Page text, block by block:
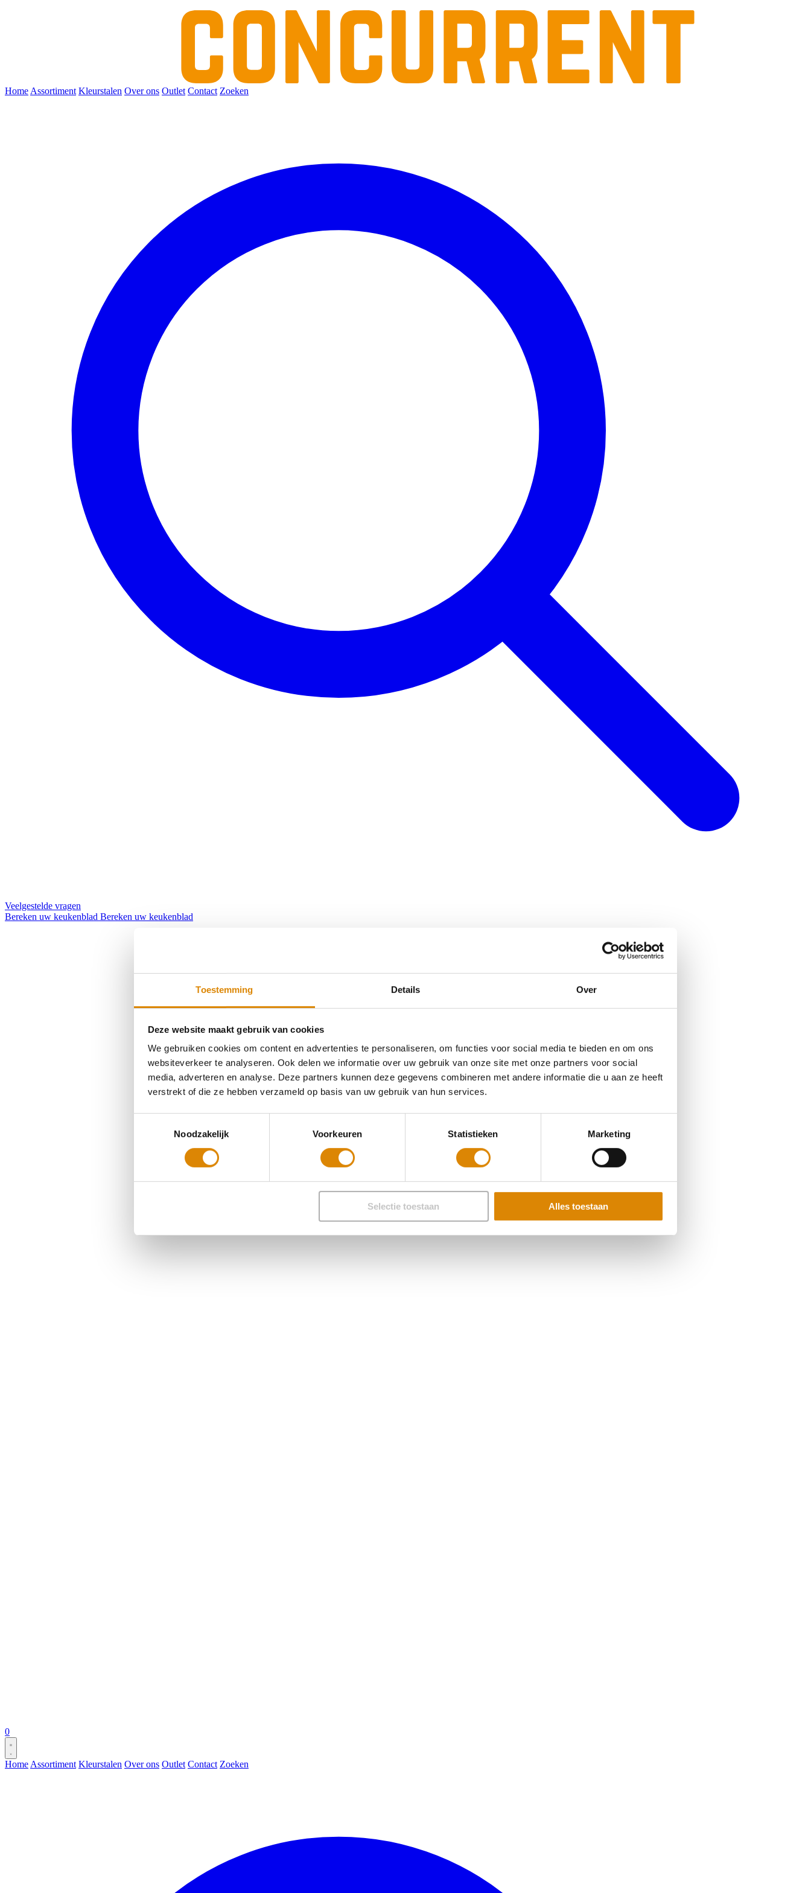
Toestemming Details Over
Deze website maakt gebruik van cookies
We gebruiken cookies om content en advertenties te personaliseren, om functies voor social media te bieden en om ons
websiteverkeer te analyseren. Ook delen we informatie over uw gebruik van onze site met onze partners voor social
media, adverteren en analyse. Deze partners kunnen deze gegevens combineren met andere informatie die u aan ze heeft
verstrekt of die ze hebben verzameld op basis van uw gebruik van hun services.
Noodzakelijk
Voorkeuren Statistieken Marketing
Selectie toestaan Alles toestaan
Home Assortiment Kleurstalen Over ons Outlet Contact Zoeken
Veelgestelde vragen
Bereken uw keukenblad Bereken uw keukenblad
0
Home Assortiment Kleurstalen Over ons Outlet Contact Zoeken